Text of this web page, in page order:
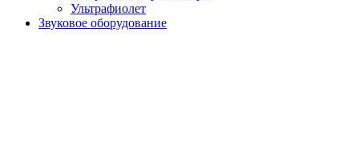
Ультрафиолет
Звуковое оборудование